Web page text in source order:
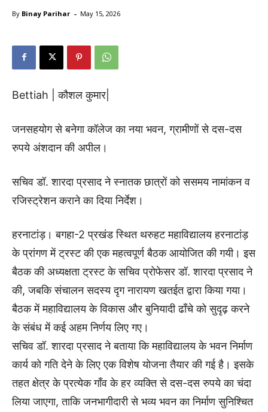
By Binay Parihar - May 15, 2026
Bettiah | कौशल कुमार|
जनसहयोग से बनेगा कॉलेज का नया भवन, ग्रामीणों से दस-दस
रुपये अंशदान की अपील।
सचिव डॉ. शारदा प्रसाद ने स्नातक छात्रों को ससमय नामांकन व
रजिस्ट्रेशन कराने का दिया निर्देश।
हरनाटांड़। बगहा-2 प्रखंड स्थित थरुहट महाविद्यालय हरनाटांड़
के प्रांगण में ट्रस्ट की एक महत्वपूर्ण बैठक आयोजित की गयी। इस
बैठक की अध्यक्षता ट्रस्ट के सचिव प्रोफेसर डॉ. शारदा प्रसाद ने
की, जबकि संचालन सदस्य दृग नारायण खतईत द्वारा किया गया।
बैठक में महाविद्यालय के विकास और बुनियादी ढाँचे को सुदृढ़ करने
के संबंध में कई अहम निर्णय लिए गए।
सचिव डॉ. शारदा प्रसाद ने बताया कि महाविद्यालय के भवन निर्माण
कार्य को गति देने के लिए एक विशेष योजना तैयार की गई है। इसके
तहत क्षेत्र के प्रत्येक गाँव के हर व्यक्ति से दस-दस रुपये का चंदा
लिया जाएगा, ताकि जनभागीदारी से भव्य भवन का निर्माण सुनिश्चित